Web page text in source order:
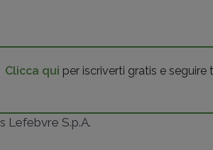
Clicca qui per iscriverti gratis e
Lefebvre S.p.A.